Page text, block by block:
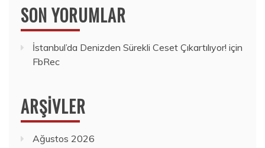
SON YORUMLAR
İstanbul’da Denizden Sürekli Ceset Çıkartılıyor! için
FbRec
ARŞIVLER
Ağustos 2026